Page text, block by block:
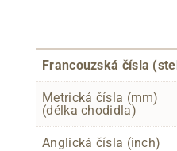
Francouzská čísla
Metrická čísla (mm)
(délka chodidla)
Anglická čísla (inch)